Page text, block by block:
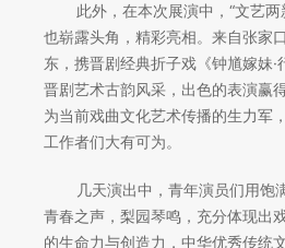
此外，在本次展演中，“文艺
也崭露头角，精彩亮相。来自张家
东，携晋剧经典折子戏《钟馗嫁妹
晋剧艺术古韵风采，出色的表演赢
为当前戏曲文化艺术传播的生力军
工作者们大有可为。
几天演出中，青年演员们用饱
青春之声，梨园琴鸣，充分体现出
的生命力与创造力，中华优秀传统